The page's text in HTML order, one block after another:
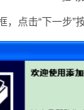
点击“下一步”